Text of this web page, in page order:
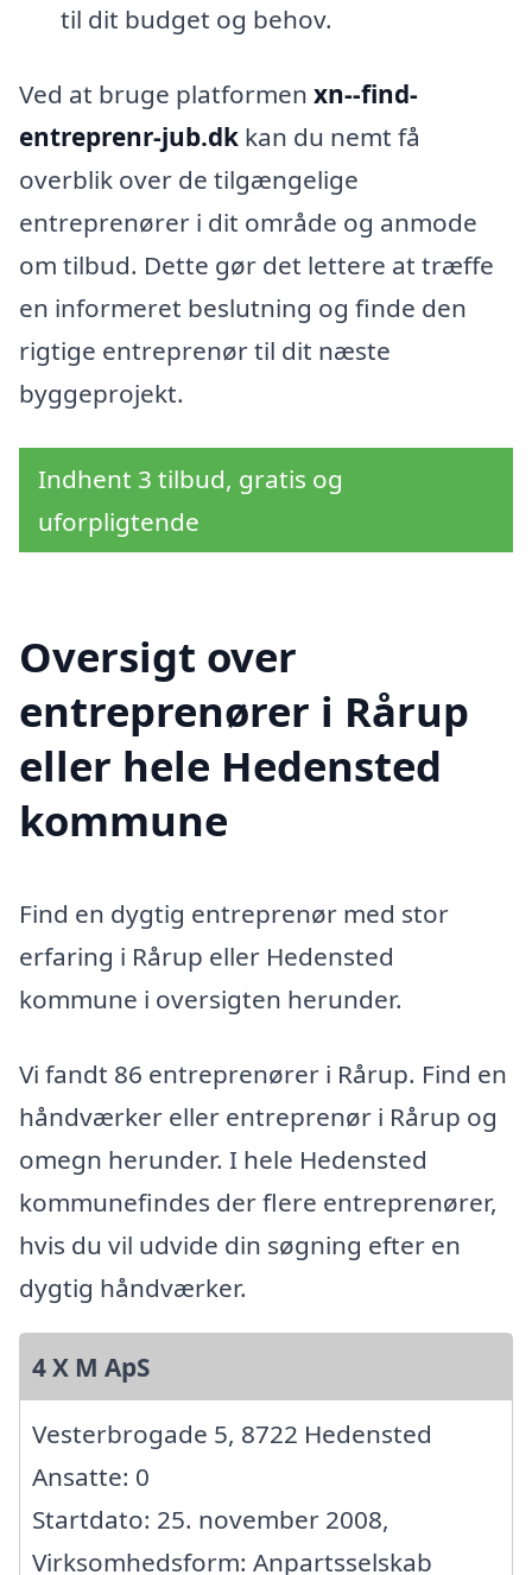
til dit budget og behov.
Ved at bruge platformen xn--find-
entreprenr-jub.dk kan du nemt få
overblik over de tilgængelige
entreprenører i dit område og anmode
om tilbud. Dette gør det lettere at træffe
en informeret beslutning og finde den
rigtige entreprenør til dit næste
byggeprojekt.
Indhent 3 tilbud, gratis og
uforpligtende
Oversigt over
entreprenører i Rårup
eller hele Hedensted
kommune
Find en dygtig entreprenør med stor
erfaring i Rårup eller Hedensted
kommune i oversigten herunder.
Vi fandt 86 entreprenører i Rårup. Find en
håndværker eller entreprenør i Rårup og
omegn herunder. I hele Hedensted
kommunefindes der flere entreprenører,
hvis du vil udvide din søgning efter en
dygtig håndværker.
4 X M ApS
Vesterbrogade 5, 8722 Hedensted
Ansatte: 0
Startdato: 25. november 2008,
Virksomhedsform: Anpartsselskab